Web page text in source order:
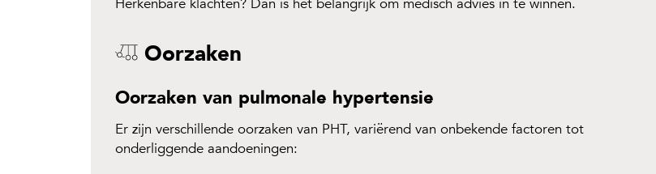
Oorzaken
Oorzaken van pulmonale hypertensie
Er zijn verschillende oorzaken van PHT, variërend van onbekende factoren tot
onderliggende aandoeningen: